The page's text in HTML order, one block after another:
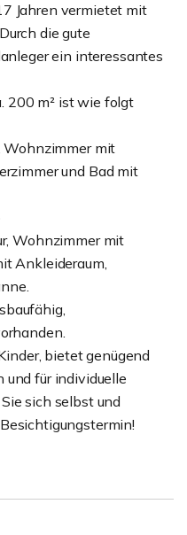
Jahren vermietet mit
die gute
ein interessantes
200 m² ist wie folgt
Wohnzimmer mit
und Bad mit
Wohnzimmer mit
Ankleideraum,
bietet genügend
und für individuelle
sich selbst und